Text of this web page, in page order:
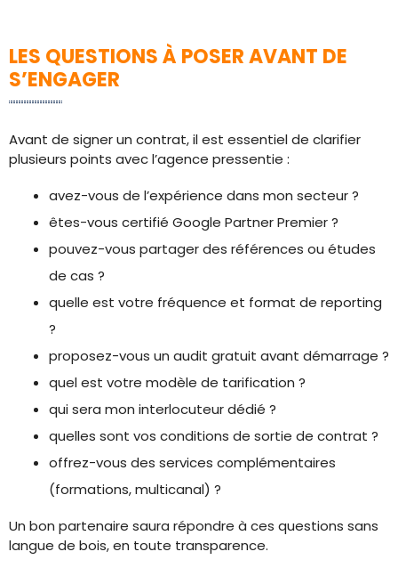
LES QUESTIONS À POSER AVANT DE
S’ENGAGER
Avant de signer un contrat, il est essentiel de clarifier
plusieurs points avec l’agence pressentie :
avez-vous de l’expérience dans mon secteur ?
êtes-vous certifié Google Partner Premier ?
pouvez-vous partager des références ou études
de cas ?
quelle est votre fréquence et format de reporting
?
proposez-vous un audit gratuit avant démarrage ?
quel est votre modèle de tarification ?
qui sera mon interlocuteur dédié ?
quelles sont vos conditions de sortie de contrat ?
offrez-vous des services complémentaires
(formations, multicanal) ?
Un bon partenaire saura répondre à ces questions sans
langue de bois, en toute transparence.